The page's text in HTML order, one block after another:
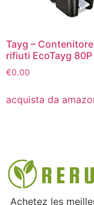
Tayg –
rifiuti EcoTayg 80P
€0.00
acquista da
Achetez les